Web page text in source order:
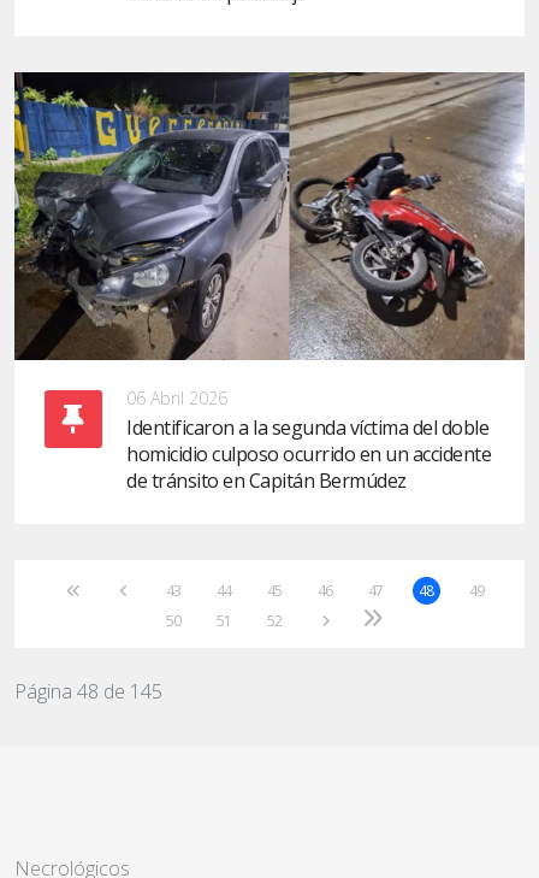
06 Abril 2026
Identificaron a la segunda víctima del doble
homicidio culposo ocurrido en un accidente
de tránsito en Capitán Bermúdez
43 44 45 46 47 48
49
50
51 52
Página 48 de 145
Necrológicos